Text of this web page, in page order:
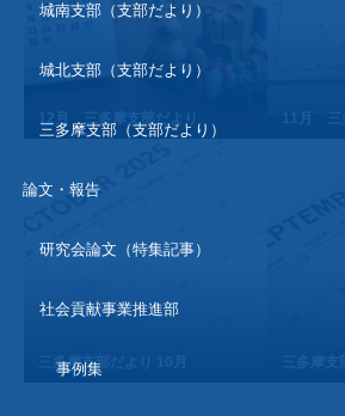
城南支部（支部だより）
城北支部（支部だより）
三多摩支部（支部だより）
論文・報告
研究会論文（特集記事）
社会貢献事業推進部
事例集
12月 三多摩支部だより 11月 三
三多摩支部だより 10月